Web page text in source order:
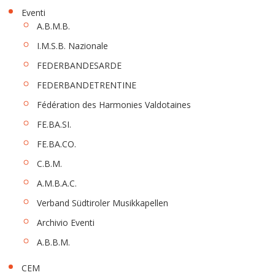
Eventi
A.B.M.B.
I.M.S.B. Nazionale
FEDERBANDESARDE
FEDERBANDETRENTINE
Fédération des Harmonies Valdotaines
FE.BA.SI.
FE.BA.CO.
C.B.M.
A.M.B.A.C.
Verband Südtiroler Musikkapellen
Archivio Eventi
A.B.B.M.
CEM